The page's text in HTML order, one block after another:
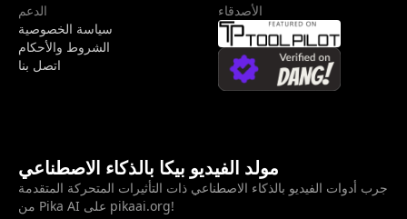
الدعم
سياسة الخصوصية
الشروط والأحكام
اتصل بنا
الأصدقاء
مولد الفيديو بيكا بالذكاء الاصطناعي
جرب أدوات الفيديو بالذكاء الاصطناعي ذات التأثيرات المتحركة المتقدمة
من Pika AI على pikaai.org!